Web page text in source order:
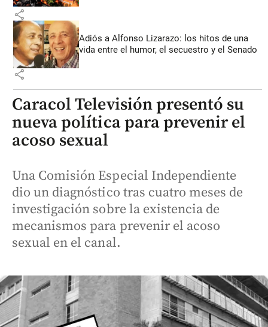
share
Adiós a Alfonso Lizarazo: los hitos de una
vida entre el humor, el secuestro y el Senado
share
Caracol Televisión presentó su
nueva política para prevenir el
acoso sexual
Una Comisión Especial Independiente
dio un diagnóstico tras cuatro meses de
investigación sobre la existencia de
mecanismos para prevenir el acoso
sexual en el canal.